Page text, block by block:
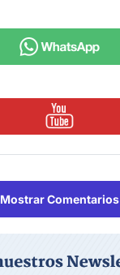
Mostrar Comentarios